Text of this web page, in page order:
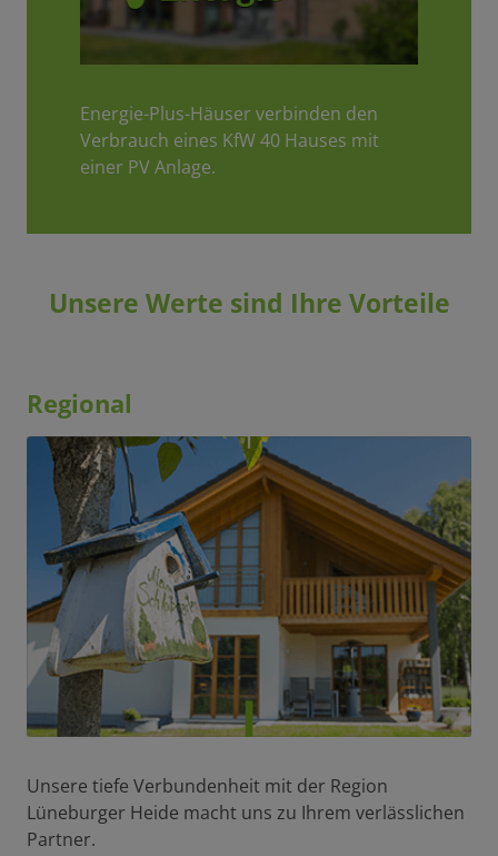
Energie-Plus-Häuser verbinden den
Verbrauch eines KfW 40 Hauses mit
einer PV Anlage.
Unsere Werte sind Ihre Vorteile
Regional
Unsere tiefe Verbundenheit mit der Region
Lüneburger Heide macht uns zu Ihrem verlässlichen
Partner.